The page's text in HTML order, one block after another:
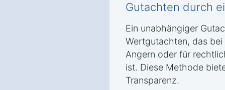
Gutachten durch
Ein unabhängiger
Wertgutachten, das
Angern oder für
ist. Diese Methode
Transparenz.